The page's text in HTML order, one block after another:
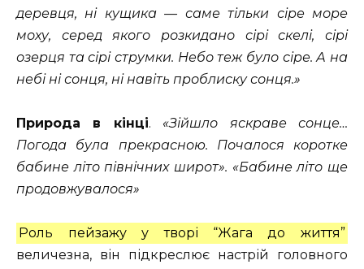
деревця, ні кущика — саме тільки сіре море
моху, серед якого розкидано сірі скелі, сірі
озерця та сірі струмки. Небо теж було сіре. А на
небі ні сонця, ні навіть проблиску сонця.»
Природа в кінці. «Зійшло яскраве сонце…
Погода була прекрасною. Почалося коротке
бабине літо північних широт». «Бабине літо ще
продовжувалося»
Роль пейзажу у творі “Жага до життя”
величезна, він підкреслює настрій головного